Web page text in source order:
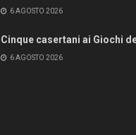
6 AGOSTO 2026
Cinque casertani ai Giochi
6 AGOSTO 2026